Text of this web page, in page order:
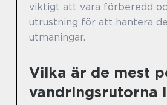
viktigt att vara förberedd
utrustning för att hantera
utmaningar.
Vilka är de mest
vandringsrutorna i